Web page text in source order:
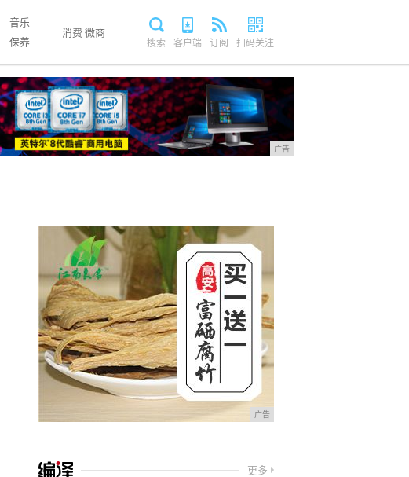
音乐
保养
消费 微商
搜索 客户端 订阅 扫码关注
广告
广告
更多